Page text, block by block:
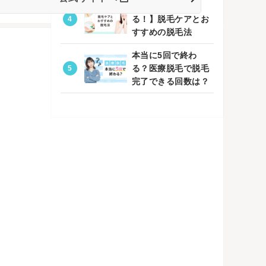
る！】脱毛ケアとお
すすめの脱毛法
本当に5回で終わ
る？医療脱毛で脱毛
完了できる回数は？